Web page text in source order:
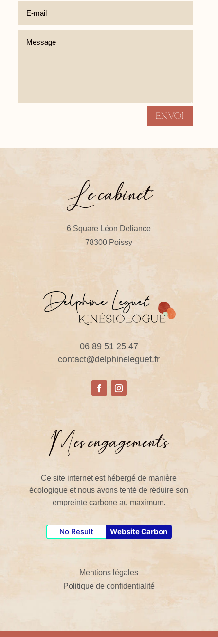
Envoi
Le cabinet
6 Square Léon Deliance
78300 Poissy
06 89 51 25 47
contact@delphineleguet.fr
Mes engagements
Ce site internet est hébergé de manière
écologique et nous avons tenté de réduire son
empreinte carbone au maximum.
No Result Website Carbon
Mentions légales
Politique de confidentialité